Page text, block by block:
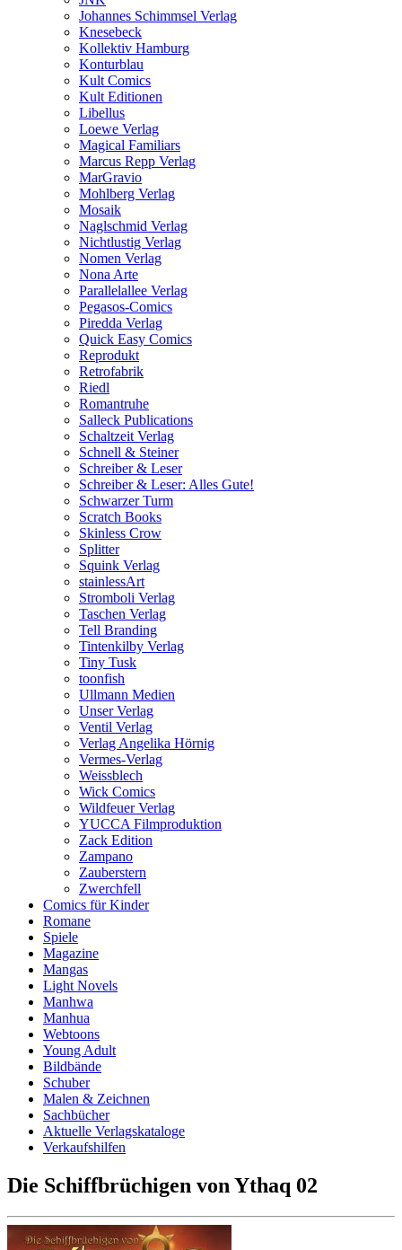
Johannes Schimmsel Verlag
Knesebeck
Kollektiv Hamburg
Konturblau
Kult Comics
Kult Editionen
Libellus
Loewe Verlag
Magical Familiars
Marcus Repp Verlag
MarGravio
Mohlberg Verlag
Mosaik
Naglschmid Verlag
Nichtlustig Verlag
Nomen Verlag
Nona Arte
Parallelallee Verlag
Pegasos-Comics
Piredda Verlag
Quick Easy Comics
Reprodukt
Retrofabrik
Riedl
Romantruhe
Salleck Publications
Schaltzeit Verlag
Schnell & Steiner
Schreiber & Leser
Schreiber & Leser: Alles Gute!
Schwarzer Turm
Scratch Books
Skinless Crow
Splitter
Squink Verlag
stainlessArt
Stromboli Verlag
Taschen Verlag
Tell Branding
Tintenkilby Verlag
Tiny Tusk
toonfish
Ullmann Medien
Unser Verlag
Ventil Verlag
Verlag Angelika Hörnig
Vermes-Verlag
Weissblech
Wick Comics
Wildfeuer Verlag
YUCCA Filmproduktion
Zack Edition
Zampano
Zauberstern
Zwerchfell
Comics für Kinder
Romane
Spiele
Magazine
Mangas
Light Novels
Manhwa
Manhua
Webtoons
Young Adult
Bildbände
Schuber
Malen & Zeichnen
Sachbücher
Aktuelle Verlagskataloge
Verkaufshilfen
Die Schiffbrüchigen von Ythaq 02